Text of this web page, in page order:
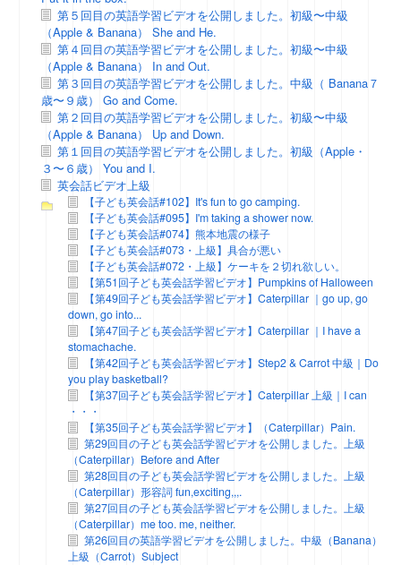
第５回目の英語学習ビデオを公開しました。初級〜中級
（Apple & Banana） She and He.
第４回目の英語学習ビデオを公開しました。初級〜中級
（Apple & Banana） In and Out.
第３回目の英語学習ビデオを公開しました。中級（ Banana７
歳〜９歳） Go and Come.
第２回目の英語学習ビデオを公開しました。初級〜中級
（Apple & Banana） Up and Down.
第１回目の英語学習ビデオを公開しました。初級（Apple・
３〜６歳） You and I.
英会話ビデオ上級
【子ども英会話#102】It's fun to go camping.
【子ども英会話#095】I'm taking a shower now.
【子ども英会話#074】熊本地震の様子
【子ども英会話#073・上級】具合が悪い
【子ども英会話#072・上級】ケーキを２切れ欲しい。
【第51回子ども英会話学習ビデオ】Pumpkins of Halloween
【第49回子ども英会話学習ビデオ】Caterpillar ｜go up, go
down, go into...
【第47回子ども英会話学習ビデオ】Caterpillar ｜I have a
stomachache.
【第42回子ども英会話学習ビデオ】Step2 & Carrot 中級｜Do
you play basketball?
【第37回子ども英会話学習ビデオ】Caterpillar 上級｜I can
・・・
【第35回子ども英会話学習ビデオ】（Caterpillar）Pain.
第29回目の子ども英会話学習ビデオを公開しました。上級
（Caterpillar）Before and After
第28回目の子ども英会話学習ビデオを公開しました。上級
（Caterpillar）形容詞 fun,exciting,,,.
第27回目の子ども英会話学習ビデオを公開しました。上級
（Caterpillar）me too. me, neither.
第26回目の英語学習ビデオを公開しました。中級（Banana）
上級（Carrot）Subject